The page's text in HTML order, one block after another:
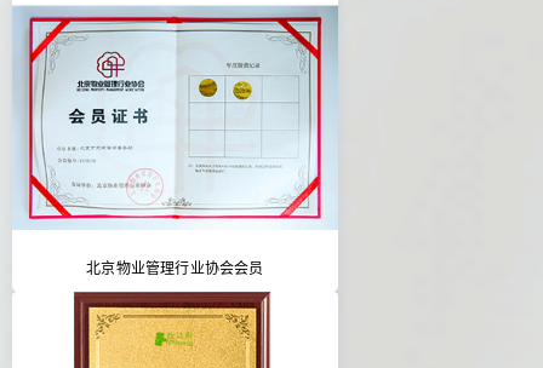
北京物业管理行业协会会员